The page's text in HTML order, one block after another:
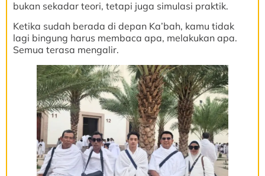
bukan sekadar teori, tetapi juga simulasi praktik.
Ketika sudah berada di depan Ka’bah, kamu tidak
lagi bingung harus membaca apa, melakukan apa.
Semua terasa mengalir.